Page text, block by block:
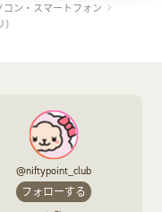
コン・スマートフォン
@niftypoint_club
フォローする